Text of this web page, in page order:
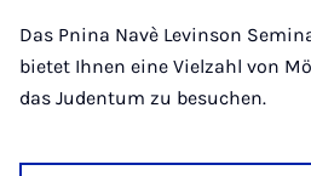
Das Pnina Navè Levinson
bietet Ihnen eine Vielzahl von
das Judentum zu besuchen.